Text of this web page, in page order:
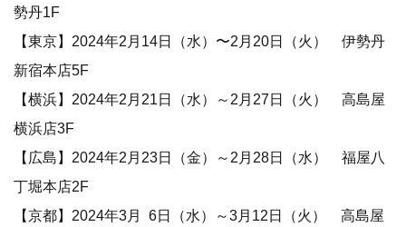
勢丹1F
【東京】2024年2月14日（水）〜2月20日（火） 伊勢丹
新宿本店5F
【横浜】2024年2月21日（水）～2月27日（火） 高島屋
横浜店3F
【広島】2024年2月23日（金）～2月28日（水） 福屋八
丁堀本店2F
【京都】2024年3月 6日（水）～3月12日（火） 高島屋